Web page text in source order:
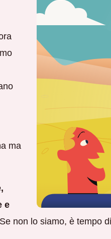
ma
e
non lo siamo, è tempo